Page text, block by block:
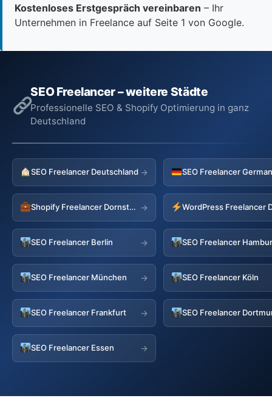
Kostenloses Erstgespräch vereinbaren – Ihr
Unternehmen in Freelance auf Seite 1 von Google.
SEO Freelancer – weitere Städte
Professionelle SEO & Shopify Optimierung in ganz
Deutschland
SEO Freelancer Deutschland →
Shopify Freelancer Dornstetten →
SEO Freelancer Berlin → SEO Freelancer
SEO Freelancer München → SEO Freelancer Köln
SEO Freelancer Frankfurt → SEO Freelancer
SEO Freelancer Essen →